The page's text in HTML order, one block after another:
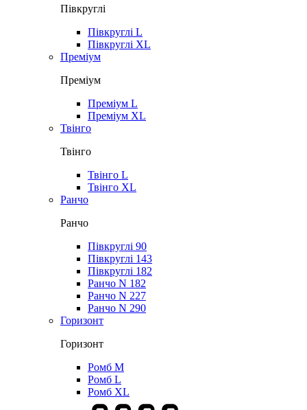
Півкруглі
Півкруглі L
Півкруглі XL
Преміум
Преміум
Преміум L
Преміум XL
Твінго
Твінго
Твінго L
Твінго XL
Ранчо
Ранчо
Півкруглі 90
Півкруглі 143
Півкруглі 182
Ранчо N 182
Ранчо N 227
Ранчо N 290
Горизонт
Горизонт
Ромб M
Ромб L
Ромб XL